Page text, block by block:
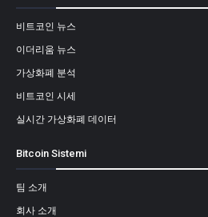
비트코인 뉴스
이더리움 뉴스
가상화폐 분석
비트코인 시세
실시간 가상화폐 데이터
Bitcoin Sistemi
팀 소개
회사 소개